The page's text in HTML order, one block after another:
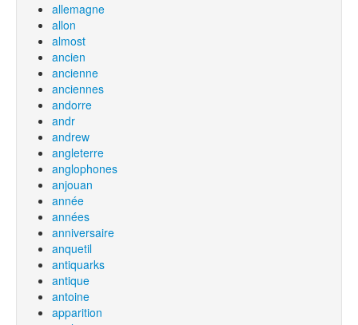
allemagne
allon
almost
ancien
ancienne
anciennes
andorre
andr
andrew
angleterre
anglophones
anjouan
année
années
anniversaire
anquetil
antiquarks
antique
antoine
apparition